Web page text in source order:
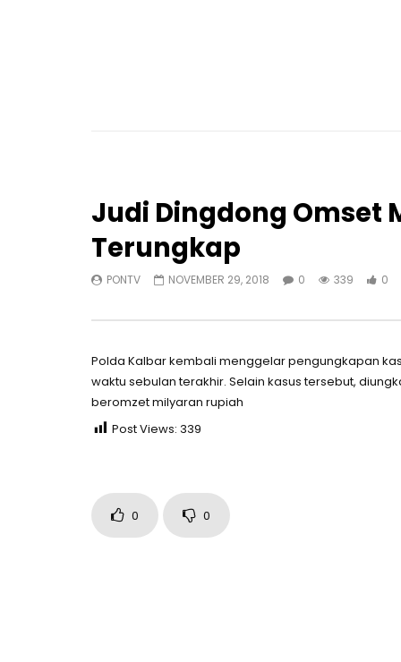
Judi Dingdong Omset
Terungkap
PONTV NOVEMBER 29, 2018 0 339 0
Polda Kalbar kembali menggelar pengungkapan
waktu sebulan terakhir. Selain kasus tersebut,
beromzet milyaran rupiah
Post Views: 339
0 0